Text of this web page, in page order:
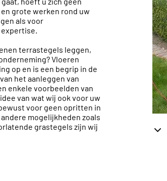
grote werken rond uw
als voor
terrastegels leggen,
Vloeren
op en is een begrip in de
het aanleggen van
enkele voorbeelden van
van wat wij ook voor uw
voor geen opritten in
mogelijkheden zoals
grastegels zijn wij